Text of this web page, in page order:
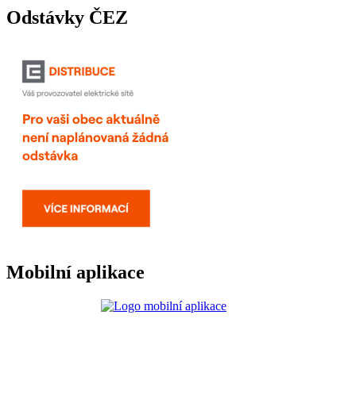
Odstávky ČEZ
Mobilní aplikace